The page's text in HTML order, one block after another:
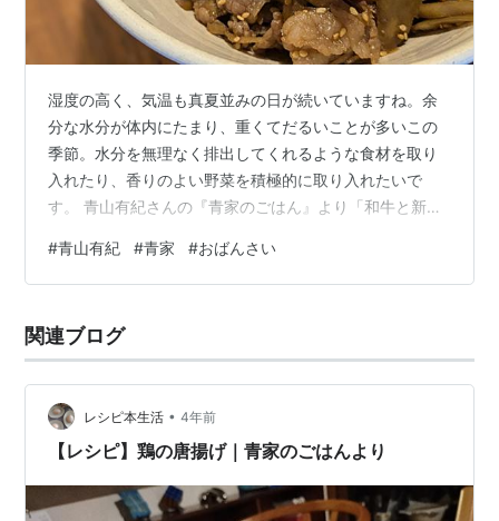
湿度の高く、気温も真夏並みの日が続いていますね。余
分な水分が体内にたまり、重くてだるいことが多いこの
季節。水分を無理なく排出してくれるような食材を取り
入れたり、香りのよい野菜を積極的に取り入れたいで
す。 青山有紀さんの『青家のごはん』より「和牛と新ご
ピ本【材料】牛薄切り肉 100g新ごぼう 100g太白ごま油
小さじ1しょうゆ 大さじ1【Ａ】水 大さじ2きび砂糖 大さ
きに、牛肉は食べやすい大きさに切る。2.フライパンに
太白ごま油を入れて中火にかけ、ごぼうを炒める。透き
#青山有紀 #青家 #おばんさい
関連ブログ
レシピ本生活 • 4年前
【レシピ】鶏の唐揚げ｜青家のごはんより